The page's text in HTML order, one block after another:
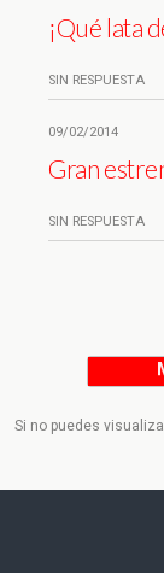
¡Qué lata
SIN RESPUESTA
09/02/2014
Gran
SIN RESPUESTA
Si no puedes